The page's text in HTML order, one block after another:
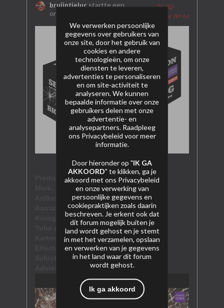
bruijntjelucstartte een
onderwerp
06-02-
2024, 00:14
Product naam:Wave sensation
Artikel nummer:SL49-02dI
Aantal schoten:49 schoten
Kruitgewicht (NEM):833 gram
Tube diameter:
30 mm
Kartoninhoud:1/1
Effectomschrijving:
Schietrichting:fan-shape
€nnb
We verwerken persoonlijke
gegevens over gebruikers van
onze site, door het gebruik van
cookies en andere
technologieën, om onze
diensten te leveren,
advertenties te personaliseren
en om site-activiteit te
analyseren. We kunnen
bepaalde informatie over onze
gebruikers delen met onze
advertentie- en
analysepartners. Raadpleeg
ons Privacybeleid voor meer
informatie.
Door hieronder op "IK GA
AKKOORD" te klikken, ga je
akkoord met ons Privacybeleid
en onze verwerking van
persoonlijke gegevens en
cookiepraktijken zoals daarin
beschreven. Je erkent ook dat
dit forum mogelijk buiten je
land wordt gehost en je stemt
in met het verzamelen, opslaan
en verwerken van je gegevens
in het land waar dit forum
wordt gehost.
Ik ga akkoord